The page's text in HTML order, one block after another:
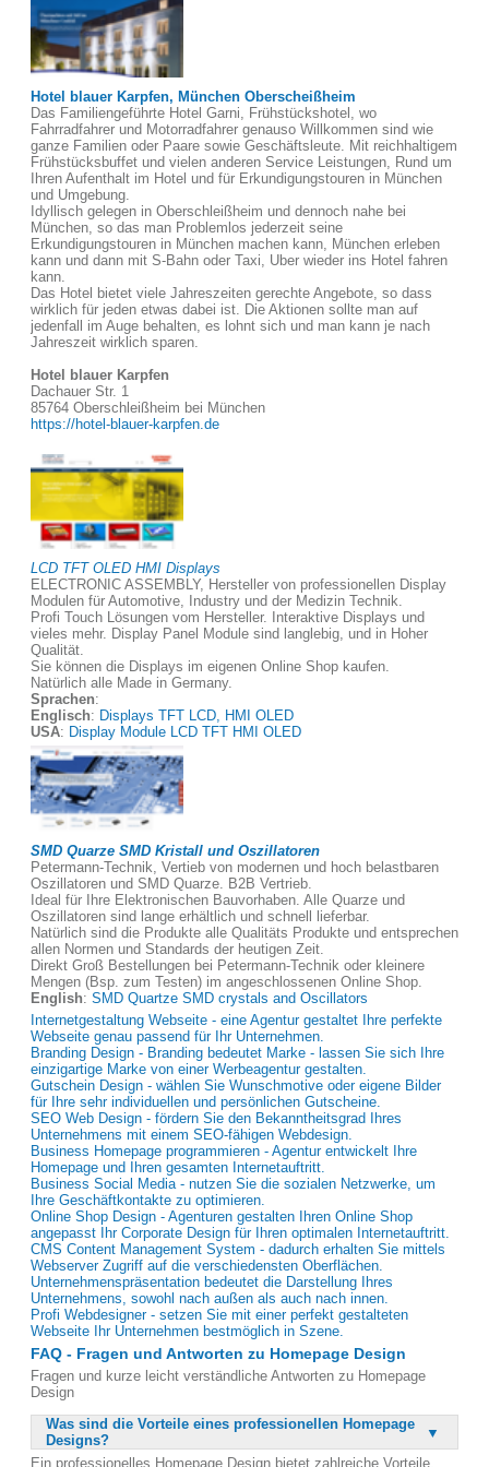
Hotel blauer Karpfen, München Oberscheißheim
Das Familiengeführte Hotel Garni, Frühstückshotel, wo
Fahrradfahrer und Motorradfahrer genauso Willkommen sind wie
ganze Familien oder Paare sowie Geschäftsleute. Mit reichhaltigem
Frühstücksbuffet und vielen anderen Service Leistungen, Rund um
Ihren Aufenthalt im Hotel und für Erkundigungstouren in München
und Umgebung.
Idyllisch gelegen in Oberschleißheim und dennoch nahe bei
München, so das man Problemlos jederzeit seine
Erkundigungstouren in München machen kann, München erleben
kann und dann mit S-Bahn oder Taxi, Uber wieder ins Hotel fahren
kann.
Das Hotel bietet viele Jahreszeiten gerechte Angebote, so dass
wirklich für jeden etwas dabei ist. Die Aktionen sollte man auf
jedenfall im Auge behalten, es lohnt sich und man kann je nach
Jahreszeit wirklich sparen.
Hotel blauer Karpfen
Dachauer Str. 1
85764 Oberschleißheim bei München
https://hotel-blauer-karpfen.de
LCD TFT OLED HMI Displays
ELECTRONIC ASSEMBLY, Hersteller von professionellen Display
Modulen für Automotive, Industry und der Medizin Technik.
Profi Touch Lösungen vom Hersteller. Interaktive Displays und
vieles mehr. Display Panel Module sind langlebig, und in Hoher
Qualität.
Sie können die Displays im eigenen Online Shop kaufen.
Natürlich alle Made in Germany.
Sprachen:
Englisch: Displays TFT LCD, HMI OLED
USA: Display Module LCD TFT HMI OLED
SMD Quarze SMD Kristall und Oszillatoren
Petermann-Technik, Vertieb von modernen und hoch belastbaren
Oszillatoren und SMD Quarze. B2B Vertrieb.
Ideal für Ihre Elektronischen Bauvorhaben. Alle Quarze und
Oszillatoren sind lange erhältlich und schnell lieferbar.
Natürlich sind die Produkte alle Qualitäts Produkte und entsprechen
allen Normen und Standards der heutigen Zeit.
Direkt Groß Bestellungen bei Petermann-Technik oder kleinere
Mengen (Bsp. zum Testen) im angeschlossenen Online Shop.
English: SMD Quartze SMD crystals and Oscillators
Internetgestaltung Webseite - eine Agentur gestaltet Ihre perfekte
Webseite genau passend für Ihr Unternehmen.
Branding Design - Branding bedeutet Marke - lassen Sie sich Ihre
einzigartige Marke von einer Werbeagentur gestalten.
Gutschein Design - wählen Sie Wunschmotive oder eigene Bilder
für Ihre sehr individuellen und persönlichen Gutscheine.
SEO Web Design - fördern Sie den Bekanntheitsgrad Ihres
Unternehmens mit einem SEO-fähigen Webdesign.
Business Homepage programmieren - Agentur entwickelt Ihre
Homepage und Ihren gesamten Internetauftritt.
Business Social Media - nutzen Sie die sozialen Netzwerke, um
Ihre Geschäftkontakte zu optimieren.
Online Shop Design - Agenturen gestalten Ihren Online Shop
angepasst Ihr Corporate Design für Ihren optimalen Internetauftritt.
CMS Content Management System - dadurch erhalten Sie mittels
Webserver Zugriff auf die verschiedensten Oberflächen.
Unternehmenspräsentation bedeutet die Darstellung Ihres
Unternehmens, sowohl nach außen als auch nach innen.
Profi Webdesigner - setzen Sie mit einer perfekt gestalteten
Webseite Ihr Unternehmen bestmöglich in Szene.
FAQ - Fragen und Antworten zu Homepage Design
Fragen und kurze leicht verständliche Antworten zu Homepage
Design
Was sind die Vorteile eines professionellen Homepage
Designs?
Ein professionelles Homepage Design bietet zahlreiche Vorteile,